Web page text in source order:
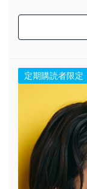
定期購読者限定